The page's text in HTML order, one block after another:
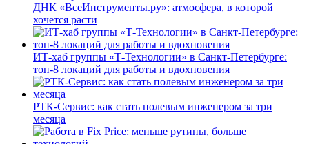
ДНК «ВсеИнструменты.ру»: атмосфера, в которой
хочется расти
ИТ-хаб группы «Т-Технологии» в Санкт-Петербурге:
топ-8 локаций для работы и вдохновения
РТК-Сервис: как стать полевым инженером за три
месяца